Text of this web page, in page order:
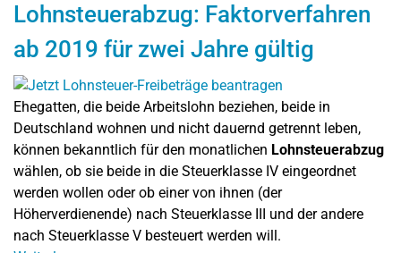
Lohnsteuerabzug: Faktorverfahren
ab 2019 für zwei Jahre gültig
Ehegatten, die beide Arbeitslohn beziehen, beide in
Deutschland wohnen und nicht dauernd getrennt leben,
können bekanntlich für den monatlichen Lohnsteuerabzug
wählen, ob sie beide in die Steuerklasse IV eingeordnet
werden wollen oder ob einer von ihnen (der
Höherverdienende) nach Steuerklasse III und der andere
nach Steuerklasse V besteuert werden will.